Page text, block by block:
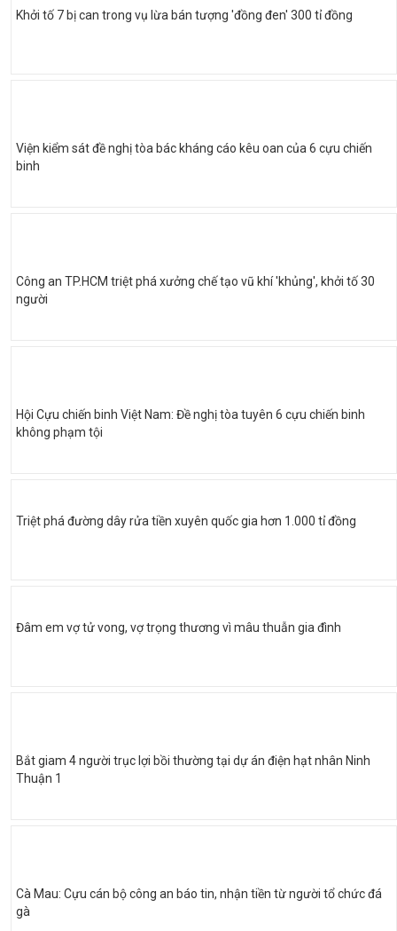
Khởi tố 7 bị can trong vụ lừa bán tượng 'đồng đen' 300 tỉ đồng
Viện kiểm sát đề nghị tòa bác kháng cáo kêu oan của 6 cựu chiến
binh
Công an TP.HCM triệt phá xưởng chế tạo vũ khí 'khủng', khởi tố 30
người
Hội Cựu chiến binh Việt Nam: Đề nghị tòa tuyên 6 cựu chiến binh
không phạm tội
Triệt phá đường dây rửa tiền xuyên quốc gia hơn 1.000 tỉ đồng
Đâm em vợ tử vong, vợ trọng thương vì mâu thuẫn gia đình
Bắt giam 4 người trục lợi bồi thường tại dự án điện hạt nhân Ninh
Thuận 1
Cà Mau: Cựu cán bộ công an báo tin, nhận tiền từ người tổ chức đá
gà